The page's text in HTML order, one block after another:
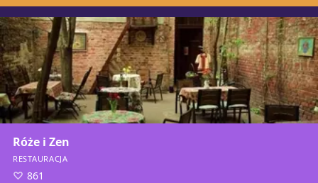
Róże i Zen
RESTAURACJA
861